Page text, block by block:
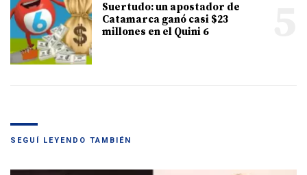
Suertudo: un apostador de
Catamarca ganó casi $23
millones en el Quini 6
SEGUÍ LEYENDO TAMBIÉN